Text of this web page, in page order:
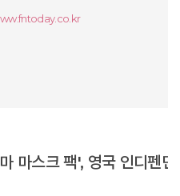
마스크 팩', 영국 인디펜